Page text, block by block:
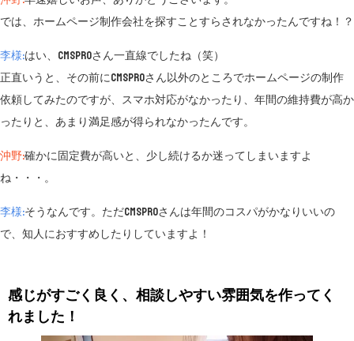
では、ホームページ制作会社を探すことすらされなかったんですね！？
李様:はい、CMSproさん一直線でしたね（笑）
正直いうと、その前にCMSproさん以外のところでホームページの制作
依頼してみたのですが、スマホ対応がなかったり、年間の維持費が高か
ったりと、あまり満足感が得られなかったんです。
沖野:確かに固定費が高いと、少し続けるか迷ってしまいますよ
ね・・・。
李様:そうなんです。ただCMSproさんは年間のコスパがかなりいいの
で、知人におすすめしたりしていますよ！
感じがすごく良く、相談しやすい雰囲気を作ってく
れました！